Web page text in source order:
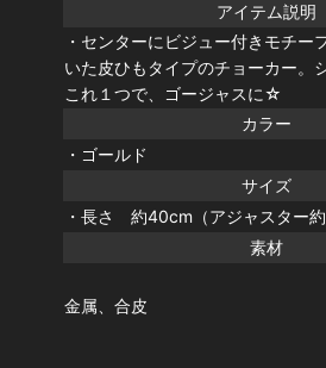
アイテム説明
・センターにビジュー付きモチー
いた皮ひもタイプのチョーカー。
これ１つで、ゴージャスに☆
カラー
・ゴールド
サイズ
・長さ 約40cm（アジャスター約
素材
金属、合皮